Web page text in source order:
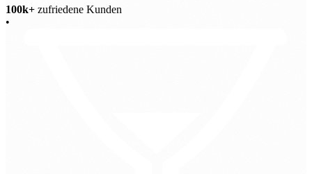
100k+ zufriedene Kunden
•